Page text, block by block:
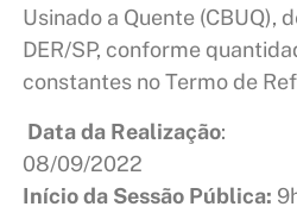
Usinado a Quente (CBUQ),
DER/SP, conforme
constantes no Termo de
Data da Realização:
08/09/
Início da Sessão Pública: